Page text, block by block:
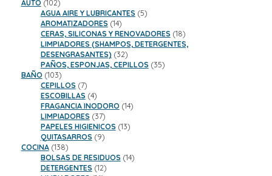
AUTO 102102
productos
AGUA AIRE Y LUBRICANTES 55
AROMATIZADORES 1414
productos
CERAS, SILICONAS Y RENOVADORES 1818
productos
LIMPIADORES (SHAMPOS, DETERGENTES,
DESENGRASANTES) 3232
productos
PAÑOS, ESPONJAS, CEPILLOS 3535
BAÑO 103103
productos
CEPILLOS 77
productos
ESCOBILLAS 44
productos
FRAGANCIA INODORO 1414
LIMPIADORES 3737
productos
PAPELES HIGIENICOS 1313
QUITASARROS 99
COCINA 138138
productos
BOLSAS DE RESIDUOS 1414
DETERGENTES 1212